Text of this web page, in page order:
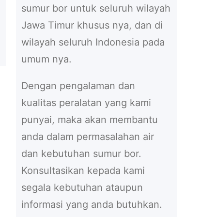
sumur bor untuk seluruh wilayah
Jawa Timur khusus nya, dan di
wilayah seluruh Indonesia pada
umum nya.
Dengan pengalaman dan
kualitas peralatan yang kami
punyai, maka akan membantu
anda dalam permasalahan air
dan kebutuhan sumur bor.
Konsultasikan kepada kami
segala kebutuhan ataupun
informasi yang anda butuhkan.